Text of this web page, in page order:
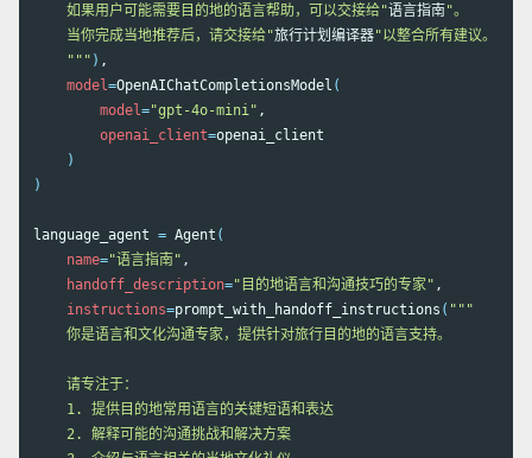
    如果用户可能需要目的地的语言帮助，可以交接给"
语言指南 "。
    当你完成当地推荐后，请交接给"
旅行计划编译器"以整合所有建议。
    """
) ,
model=OpenAIChatCompletionsModel (
model="gpt-4o-mini" ,
openai_client=openai_client
)
)
language_agent = Agent (
name="语言指南" ,
handoff_description="目的地语言和沟通技巧的专家" ,
instructions=prompt_with_handoff_instructions ( """
    你是语言和文化沟通专家，提供针对旅行目的地的语言支持。
    请专注于：
    1. 提供目的地常用语言的关键短语和表达
    2. 解释可能的沟通挑战和解决方案